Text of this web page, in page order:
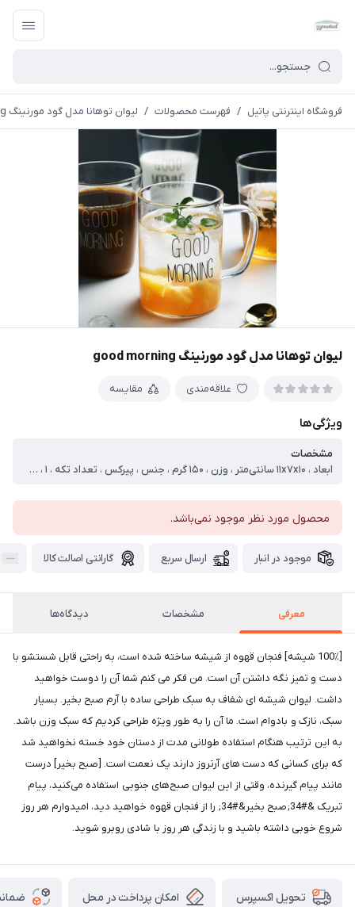
فروشگاه اینترنتی پاتیل / فهرست محصولات / لیوان توهانا مدل گود مورنینگ good morning
لیوان توهانا مدل گود مورنینگ good morning
علاقه‌مندی مقایسه
ویژگی‌ها
مشخصات
ابعاد ، ۱۱x۷x۱۰ سانتی‌متر ، وزن ، ۱۵۰ گرم ، جنس ، پیرکس ، تعداد تکه ، ۱ ، سایر توضیحات ، حجم ۴۰۰ میلی
محصول مورد نظر موجود نمی‌باشد.
موجود در انبار ارسال سریع گارانتی اصالت کالا
معرفی مشخصات دیدگاه‌ها
[100٪ شیشه] فنجان قهوه از شیشه ساخته شده است، به راحتی قابل شستشو با
دست و تمیز نگه داشتن آن است. من فکر می کنم شما آن را دوست خواهید
داشت. لیوان شیشه ای شفاف به سبک طراحی ساده با آرم صبح بخیر. بسیار
سبک، نازک و بادوام است. ما آن را به طور ویژه طراحی کردیم که سبک وزن باشد.
به این ترتیب هنگام استفاده طولانی مدت از دستان خود خسته نخواهید شد
که برای کسانی که دست های آرتروز دارند یک نعمت است. [صبح بخیر] درست
مانند پیام گیرنده، وقتی از این لیوان صبح‌های جنوبی استفاده می‌کنید، پیام
تبریک &#34;صبح بخیر&#34; را از فنجان قهوه خواهید دید، امیدوارم هر روز
شروع خوبی داشته باشید و با زندگی هر روز با شادی روبرو شوید.
تحویل اکسپرس امکان پرداخت در محل